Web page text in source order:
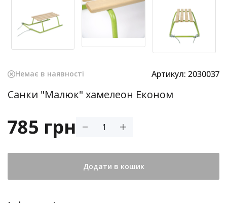
Немає в наявності Артикул: 2030037
Санки "Малюк" хамелеон Економ
785 грн
Додати в кошик